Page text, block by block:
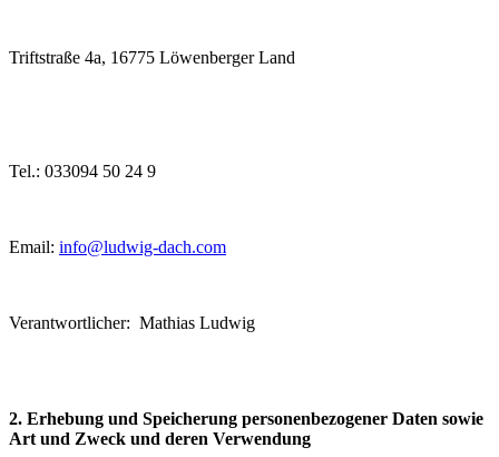
Triftstraße 4a, 16775 Löwenberger Land
Tel.: 033094 50 24 9
Email: info@ludwig-dach.com
Verantwortlicher: Mathias Ludwig
2. Erhebung und Speicherung personenbezogener Daten sowie
Art und Zweck und deren Verwendung